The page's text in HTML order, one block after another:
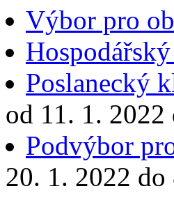
Výbor pro
Poslanecký
od 11. 1.
Podvýbor
20. 1. 2022 do